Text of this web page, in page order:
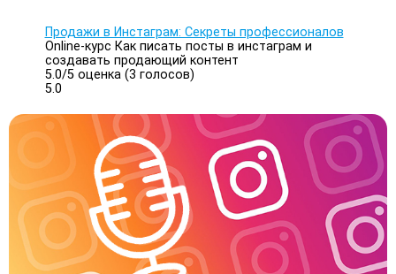
Продажи в Инстаграм: Секреты профессионалов
Online-курс Как писать посты в инстаграм и
создавать продающий контент
5.0/5оценка (3 голосов)
5.0